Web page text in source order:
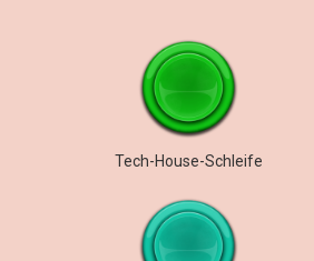
Tech-House-Schleife